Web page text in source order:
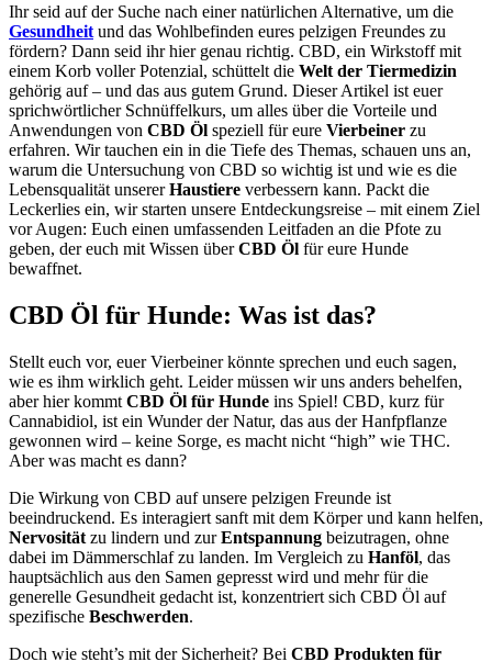
Ihr seid auf der Suche nach einer natürlichen Alternative, um die
Gesundheit und das Wohlbefinden eures pelzigen Freundes zu
fördern? Dann seid ihr hier genau richtig. CBD, ein Wirkstoff mit
einem Korb voller Potenzial, schüttelt die Welt der Tiermedizin
gehörig auf – und das aus gutem Grund. Dieser Artikel ist euer
sprichwörtlicher Schnüffelkurs, um alles über die Vorteile und
Anwendungen von CBD Öl speziell für eure Vierbeiner zu
erfahren. Wir tauchen ein in die Tiefe des Themas, schauen uns an,
warum die Untersuchung von CBD so wichtig ist und wie es die
Lebensqualität unsererHaustiere verbessern kann. Packt die
Leckerlies ein, wir starten unsere Entdeckungsreise – mit einem Ziel
vor Augen: Euch einen umfassenden Leitfaden an die Pfote zu
geben, der euch mit Wissen überCBD Öl für eure Hunde
bewaffnet.
CBD Öl für Hunde: Was ist das?
Stellt euch vor, euer Vierbeiner könnte sprechen und euch sagen,
wie es ihm wirklich geht. Leider müssen wir uns anders behelfen,
aber hier kommt CBD Öl für Hunde ins Spiel! CBD, kurz für
Cannabidiol, ist ein Wunder der Natur, das aus der Hanfpflanze
gewonnen wird – keine Sorge, es macht nicht “high” wie THC.
Aber was macht es dann?
Die Wirkung von CBD auf unsere pelzigen Freunde ist
beeindruckend. Es interagiert sanft mit dem Körper und kann helfen,
Nervosität zu lindern und zurEntspannung beizutragen, ohne
dabei im Dämmerschlaf zu landen. Im Vergleich zu Hanföl, das
hauptsächlich aus den Samen gepresst wird und mehr für die
generelle Gesundheit gedacht ist, konzentriert sich CBD Öl auf
spezifische Beschwerden.
Doch wie steht’s mit der Sicherheit? Bei CBD Produkten für